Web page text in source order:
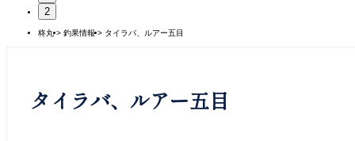
2
柊丸> 釣果情報> タイラバ、ルアー五目
タイラバ、ルアー五目